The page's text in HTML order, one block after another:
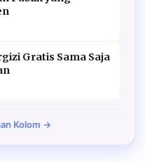
Gratis Sama Saja
Kolom →